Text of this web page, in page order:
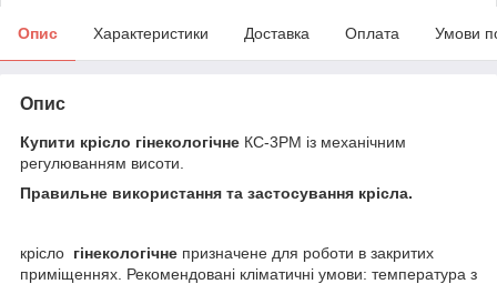
Опис Характеристики Доставка Оплата Умови
Опис
Купити крісло гінекологічне КС-3РМ із механічним
регулюванням висоти.
Правильне використання та застосування крісла.
крісло гінекологічне призначене для роботи в закритих
приміщеннях. Рекомендовані кліматичні умови: температура з